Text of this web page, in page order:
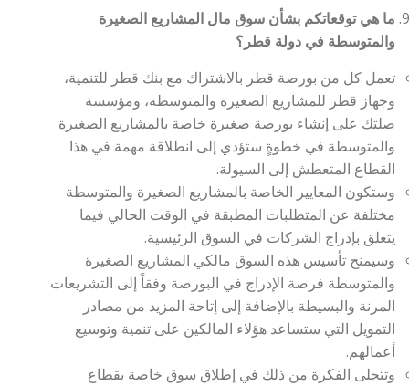
ما هي توقعاتكم بشأن سوق مال المشاريع الصغيرة
والمتوسطة في دولة قطر؟
تعمل كل من بورصة قطر بالاشتراك مع بنك قطر للتنمية،
وجهاز قطر للمشاريع الصغيرة والمتوسطة، ومؤسسة
صلتك على إنشاء بورصة صغيرة خاصة بالمشاريع الصغيرة
والمتوسطة في خطوةٍ ستؤدي إلى انطلاقة مهمة في هذا
القطاع المتعطش إلى السيولة.
وستكون المعايير الخاصة بالمشاريع الصغيرة والمتوسطة
مختلفة عن المتطلبات المطبقة في الوقت الحالي فيما
يتعلق بإدراج الشركات في السوق الرئيسية.
وسيمنح تأسيس هذه السوق مالكي المشاريع الصغيرة
والمتوسطة فرصة الإدراج في البورصة وفقاً إلى التشريعات
المرنة والبسيطة بالإضافة إلى إتاحة المزيد من مصادر
التمويل التي ستساعد هؤلاء المالكين على تنمية وتوسيع
أعمالهم.
وتتجلى الفكرة من ذلك في إطلاق سوق خاصة بقطاع